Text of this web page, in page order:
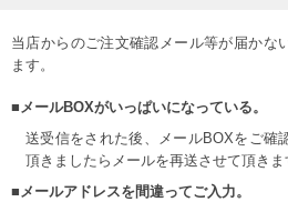
当店からのご注文確認メール等が届かな
ます。
■メールBOXがいっぱいになっている。
送受信をされた後、メールBOXをご確
頂きましたらメールを再送させて頂きま
■メールアドレスを間違ってご入力。